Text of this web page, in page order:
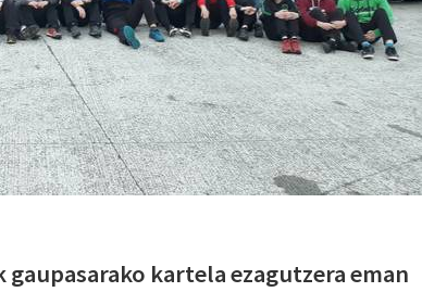
kartela ezagutzera eman